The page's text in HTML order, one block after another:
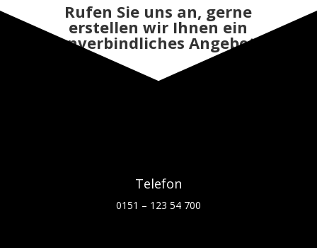
Rufen Sie uns an, gerne
erstellen wir Ihnen ein
unverbindliches Angebot.
Telefon
0151 – 123 54 700